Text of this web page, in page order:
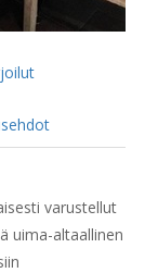
varustellut
uima-altaallinen